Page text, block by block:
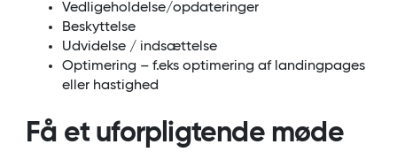
Vedligeholdelse/opdateringer
Beskyttelse
Udvidelse / indsættelse
Optimering – f.eks optimering af landingpages
eller hastighed
Få et uforpligtende møde